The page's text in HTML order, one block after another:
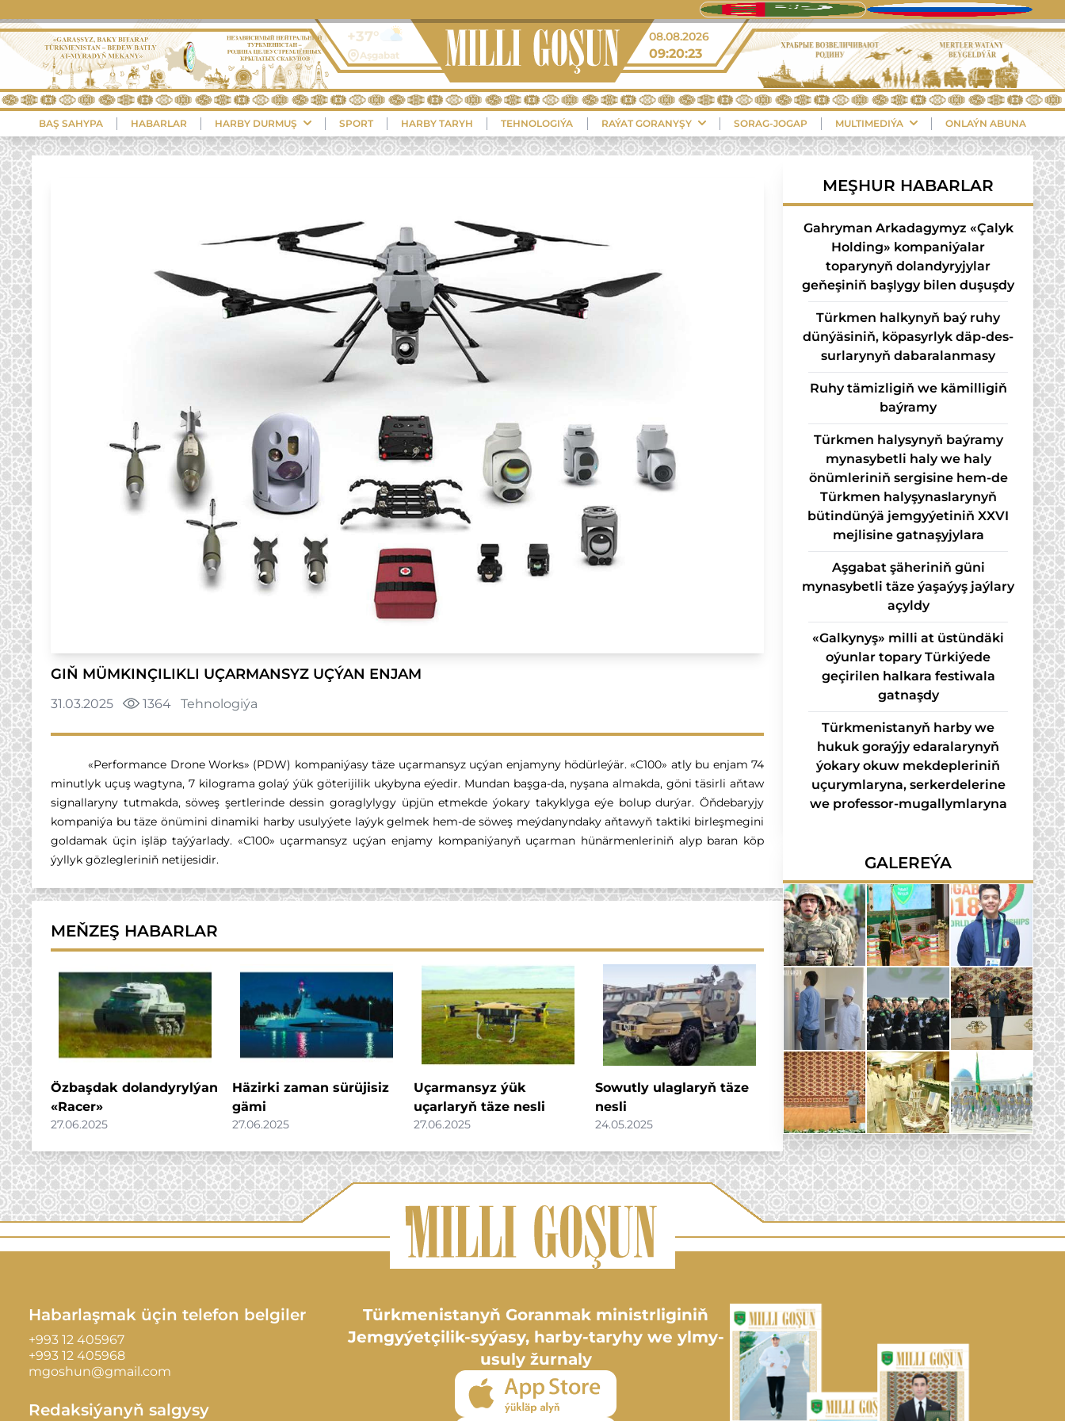
08.08.2026
09:20:24
BAŞ SAHYPA HABARLAR HARBY DURMUŞ SPORT HARBY TARYH TEHNOLOGIÝA RAÝAT GORANYŞY SORAG-JOGAP MULTIMEDIÝA ONLAÝN ABUNA
GIŇ MÜMKINÇILIKLI UÇARMANSYZ UÇÝAN ENJAM
31.03.2025 1364 Tehnologiýa
«Performance Drone Works» (PDW) kompaniýasy täze uçarmansyz uçýan enjamyny hödürleýär. «C100» atly bu enjam 74
minutlyk uçuş wagtyna, 7 kilograma golaý ýük göterijilik ukybyna eýedir. Mundan başga-da, nyşana almakda, göni täsirli aňtaw
signallaryny tutmakda, söweş şertlerinde dessin goraglylygy üpjün etmekde ýokary takyklyga eýe bolup durýar. Öňdebaryjy
kompaniýa bu täze önümini dinamiki harby usulyýete laýyk gelmek hem-de söweş meýdanyndaky aňtawyň taktiki birleşmegini
goldamak üçin işläp taýýarlady. «C100» uçarmansyz uçýan enjamy kompaniýanyň uçarman hünärmenleriniň alyp baran köp
ýyllyk gözlegleriniň netijesidir.
MEŇZEŞ HABARLAR
Özbaşdak dolandyrylýan
«Racer»
27.06.2025
Häzirki zaman sürüjisiz
gämi
27.06.2025
Uçarmansyz ýük
uçarlaryň täze nesli
27.06.2025
Sowutly ulaglaryň täze
nesli
24.05.2025
MEŞHUR HABARLAR
Gahryman Arkadagymyz «Çalyk
Holding» kompaniýalar
toparynyň dolandyryjylar
geňeşiniň başlygy bilen duşuşdy
Türk­men hal­ky­nyň baý ru­hy
dün­ýä­si­niň, kö­pa­syr­lyk däp-des­
sur­la­ry­nyň da­ba­ra­lan­ma­sy
Ruhy tämizligiň we kämilligiň
baýramy
Türkmen halysynyň baýramy
mynasybetli haly we haly
önümleriniň sergisine hem-de
Türkmen halyşynaslarynyň
bütindünýä jemgyýetiniň XXVI
mejlisine gatnaşyjylara
Aşgabat şäheriniň güni
mynasybetli täze ýaşaýyş jaýlary
açyldy
«Galkynyş» milli at üstündäki
oýunlar topary Türkiýede
geçirilen halkara festiwala
gatnaşdy
Türkmenistanyň harby we
hukuk goraýjy edaralarynyň
ýokary okuw mekdepleriniň
uçurymlaryna, serkerdelerine
we professor-mugallymlaryna
GALEREÝA
Habarlaşmak üçin telefon belgiler
+993 12 405967
+993 12 405968
mgoshun@gmail.com
Redaksiýanyň salgysy
Türkmenistanyň Goranmak ministrliginiň
Jemgyýetçilik-syýasy, harby-taryhy we ylmy-
usuly žurnaly